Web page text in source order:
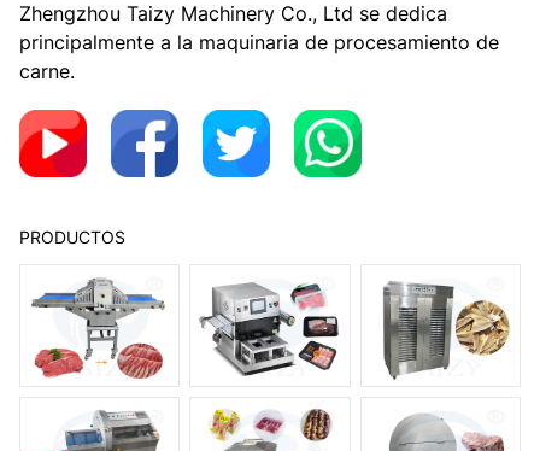
Zhengzhou Taizy Machinery Co., Ltd se dedica
principalmente a la maquinaria de procesamiento de
carne.
PRODUCTOS